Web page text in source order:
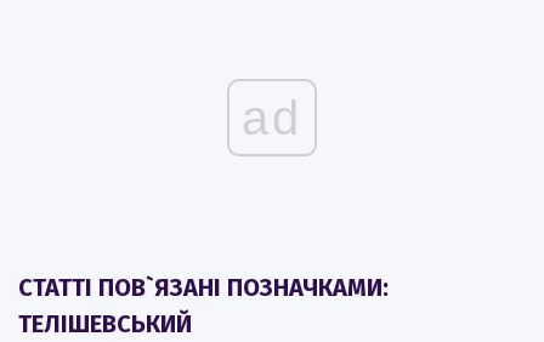
ad
СТАТТІ ПОВ`ЯЗАНІ ПОЗНАЧКАМИ:
ТЕЛІШЕВСЬКИЙ